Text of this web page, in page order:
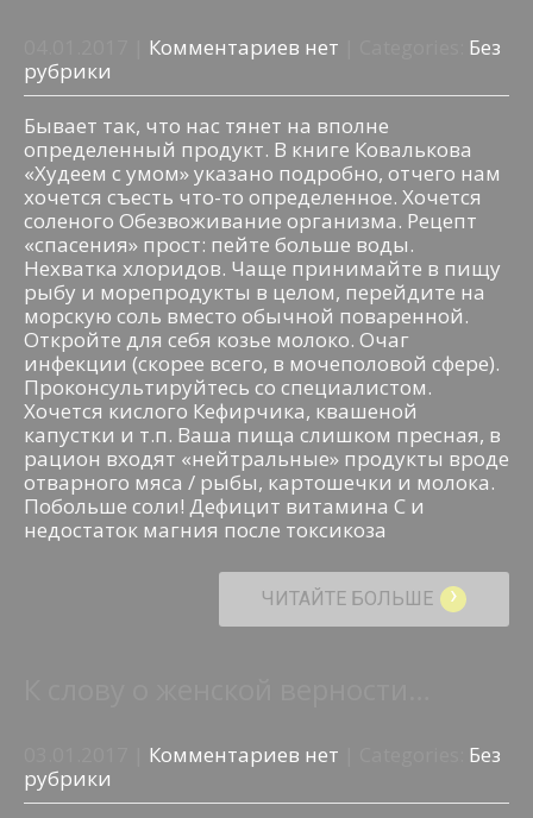
Комментариев нет
Без
рубрики
Бывает так, что нас тянет на вполне
определенный продукт. В книге Ковалькова
«Худеем с умом» указано подробно, отчего нам
хочется съесть что-то определенное. Хочется
соленого Обезвоживание организма. Рецепт
«спасения» прост: пейте больше воды.
Нехватка хлоридов. Чаще принимайте в пищу
рыбу и морепродукты в целом, перейдите на
морскую соль вместо обычной поваренной.
Откройте для себя козье молоко. Очаг
инфекции (скорее всего, в мочеполовой сфере).
Проконсультируйтесь со специалистом.
Хочется кислого Кефирчика, квашеной
капустки и т.п. Ваша пища слишком пресная, в
рацион входят «нейтральные» продукты вроде
отварного мяса / рыбы, картошечки и молока.
Побольше соли! Дефицит витамина С и
недостаток магния после токсикоза
ЧИТАЙТЕ БОЛЬШЕ ›
Комментариев нет
Без
рубрики